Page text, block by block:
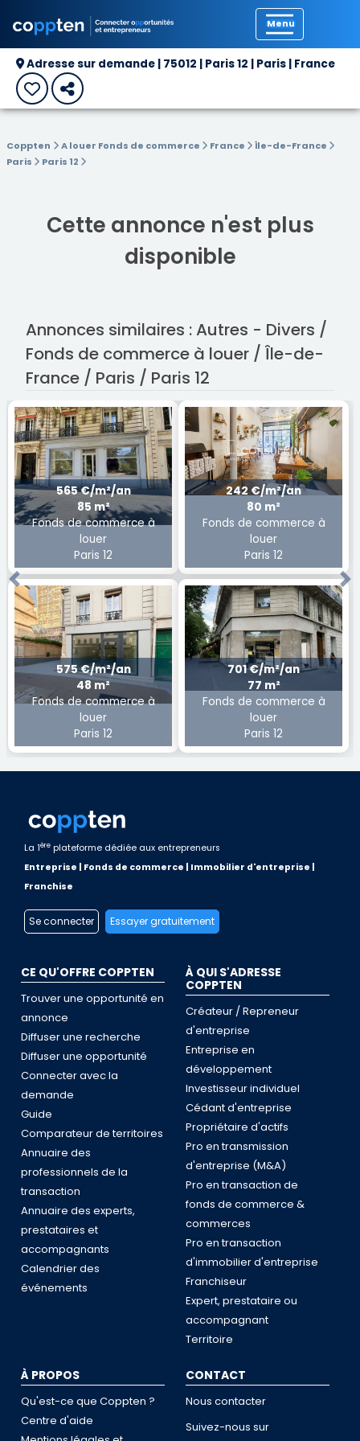
Adresse sur demande | 75012 | Paris 12 | Paris | France
Coppten A louer Fonds de commerce France
Île-de-France
Paris
Paris 12
Cette annonce n'est plus
disponible
Annonces similaires : Autres - Divers /
Fonds de commerce à louer / Île-de-
France / Paris / Paris 12
565 €/m²/an
85 m²
Fonds de commerce à
louer
Paris 12
242 €/m²/an
80 m²
Fonds de commerce à
louer
Paris 12
575 €/m²/an
48 m²
Fonds de commerce à
louer
Paris 12
701 €/m²/an
77 m²
Fonds de commerce à
louer
Paris 12
Previous
La 1ère plateforme dédiée aux entrepreneurs
Entreprise | Fonds de commerce | Immobilier d'entreprise |
Franchise
Se connecter Essayer gratuitement
CE QU'OFFRE COPPTEN
Trouver une opportunité en
annonce
Diffuser une recherche
Diffuser une opportunité
Connecter avec la
demande
Guide
Comparateur de territoires
Annuaire des
professionnels de la
transaction
Annuaire des experts,
prestataires et
accompagnants
Calendrier des
événements
À QUI S'ADRESSE
COPPTEN
Créateur / Repreneur
d'entreprise
Entreprise en
développement
Investisseur individuel
Cédant d'entreprise
Propriétaire d'actifs
Pro en transmission
d'entreprise (M&A)
Pro en transaction de
fonds de commerce &
commerces
Pro en transaction
d'immobilier d'entreprise
Franchiseur
Expert, prestataire ou
accompagnant
Territoire
À PROPOS
Qu'est-ce que Coppten ?
Centre d'aide
CONTACT
Nous contacter
Suivez-nous sur